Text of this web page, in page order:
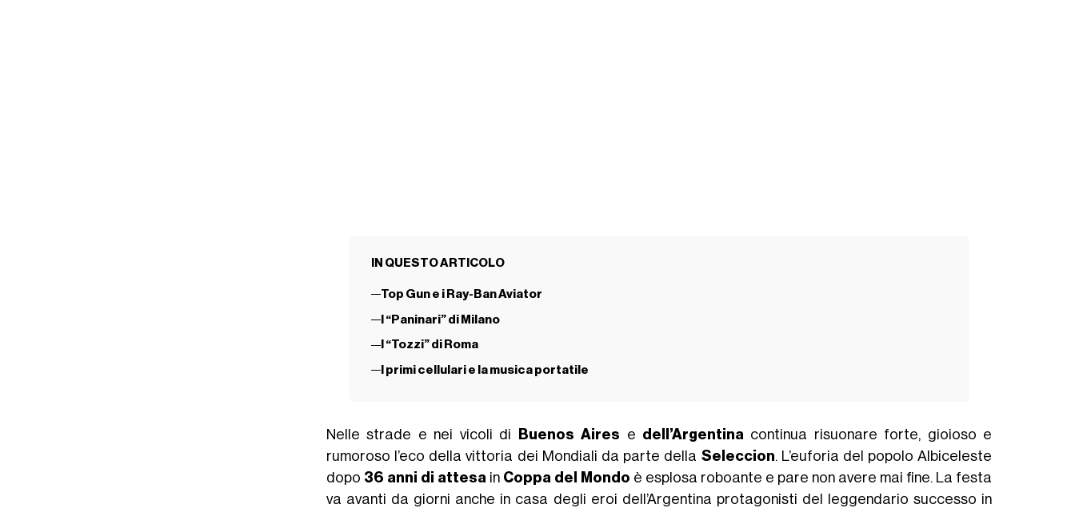
IN QUESTO ARTICOLO
Top Gun e i Ray-Ban Aviator
I “Paninari” di Milano
I “Tozzi” di Roma
I primi cellulari e la musica portatile
Nelle strade e nei vicoli di Buenos Aires e dell’Argentina continua risuonare forte, gioioso e
rumoroso l’eco della vittoria dei Mondiali da parte della Seleccion. L’euforia del popolo Albiceleste
dopo 36 anni di attesa in Coppa del Mondo è esplosa roboante e pare non avere mai fine. La festa
va avanti da giorni anche in casa degli eroi dell’Argentina protagonisti del leggendario successo in